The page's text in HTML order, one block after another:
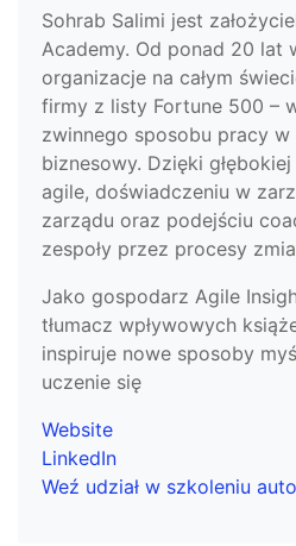
Sohrab Salimi jest
Academy. Od ponad 20 lat
organizacje na całym
firmy z listy Fortune 500 –
zwinnego sposobu pracy w
biznesowy. Dzięki
agile, doświadczeniu w
zarządu oraz podejściu
zespoły przez procesy
Jako gospodarz Agile
tłumacz wpływowych
inspiruje nowe sposoby
uczenie się
Website
LinkedIn
Weź udział w szkoleniu